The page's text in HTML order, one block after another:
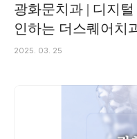
광화문치과 | 디지
인하는 더스퀘어치
2025. 03. 25